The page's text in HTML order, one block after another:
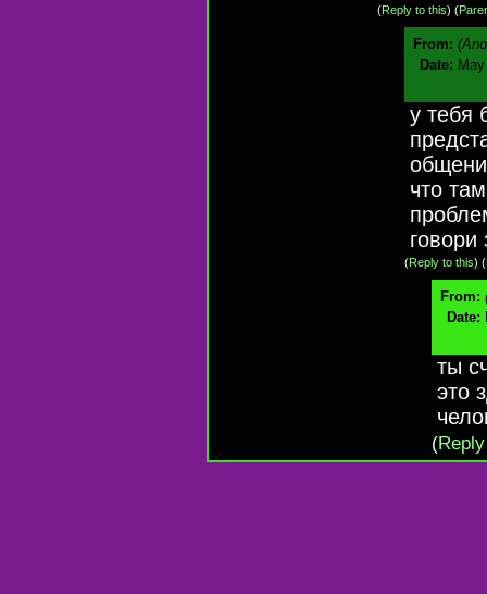
(Reply to this) (
From:
Date:
у тебя
что
говори
(Reply to this) (
From:
Date:
ты
это
(